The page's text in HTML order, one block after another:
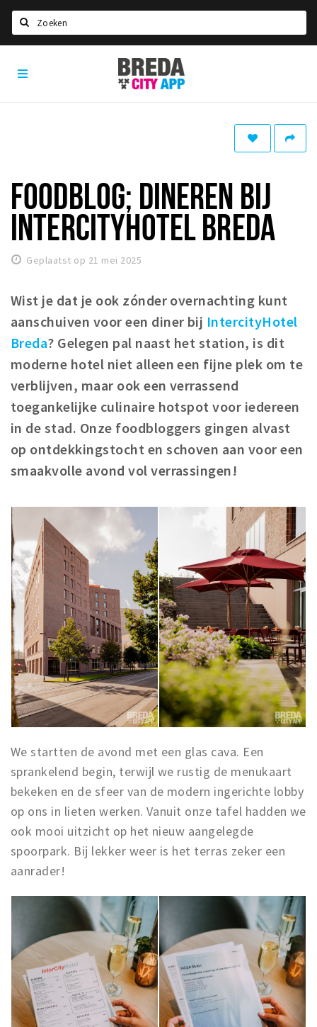
Home
Eten
Drinken
Slapen
Winkels
Winkelgebieden
Parkeren
Bezienswaardigheden
Musea, theaters & podia
Uitjes & activiteiten
Toeristische routes
Baroniepoorten
Sport
Privacy
Inloggen
Breda
City
App
FOODBLOG; DINEREN BIJ
INTERCITYHOTEL BREDA
Geplaatst op 21 mei 2025
Wist je dat je ook zónder overnachting kunt
aanschuiven voor een diner bij IntercityHotel
Breda? Gelegen pal naast het station, is dit
moderne hotel niet alleen een fijne plek om te
verblijven, maar ook een verrassend
toegankelijke culinaire hotspot voor iedereen
in de stad. Onze foodbloggers gingen alvast
op ontdekkingstocht en schoven aan voor een
smaakvolle avond vol verrassingen!
We startten de avond met een glas cava. Een
sprankelend begin, terwijl we rustig de menukaart
bekeken en de sfeer van de modern ingerichte lobby
op ons in lieten werken. Vanuit onze tafel hadden we
ook mooi uitzicht op het nieuw aangelegde
spoorpark. Bij lekker weer is het terras zeker een
aanrader!